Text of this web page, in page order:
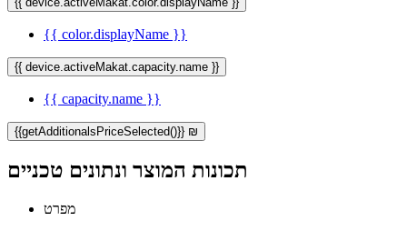
{{ color.displayName }}
{{ device.activeMakat.capacity.name }}
{{ capacity.name }}
{{getAdditionalsPriceSelected()}} ₪
תכונות המוצר ונתונים טכניים
מפרט